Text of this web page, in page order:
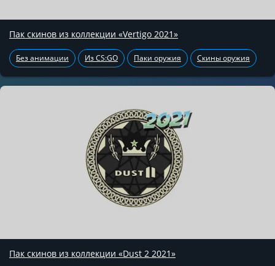
Пак скинов из коллекции «Vertigo 2021»
Без анимации Из CS:GO Паки оружия Скины оружия
Пак скинов из коллекции «Dust 2 2021»